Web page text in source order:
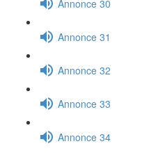
Annonce 30
Annonce 31
Annonce 32
Annonce 33
Annonce 34